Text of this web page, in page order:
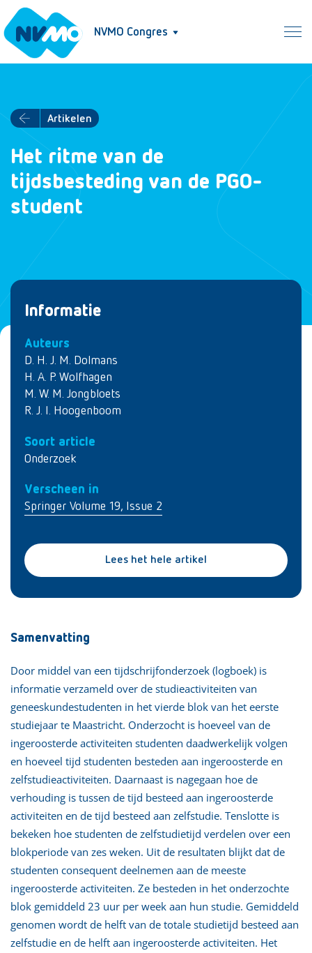
NVMO Congres
Artikelen
Het ritme van de
tijdsbesteding van de PGO-
student
Informatie
Auteurs
D. H. J. M. Dolmans
H. A. P. Wolfhagen
M. W. M. Jongbloets
R. J. I. Hoogenboom
Soort article
Onderzoek
Verscheen in
Springer Volume 19, Issue 2
Lees het hele artikel
Samenvatting
Door middel van een tijdschrijfonderzoek (logboek) is
informatie verzameld over de studieactiviteiten van
geneeskundestudenten in het vierde blok van het eerste
studiejaar te Maastricht. Onderzocht is hoeveel van de
ingeroosterde activiteiten studenten daadwerkelijk volgen
en hoeveel tijd studenten besteden aan ingeroosterde en
zelfstudieactiviteiten. Daarnaast is nagegaan hoe de
verhouding is tussen de tijd besteed aan ingeroosterde
activiteiten en de tijd besteed aan zelfstudie. Tenslotte is
bekeken hoe studenten de zelfstudietijd verdelen over een
blokperiode van zes weken. Uit de resultaten blijkt dat de
studenten consequent deelnemen aan de meeste
ingeroosterde activiteiten. Ze besteden in het onderzochte
blok gemiddeld 23 uur per week aan hun studie. Gemiddeld
genomen wordt de helft van de totale studietijd besteed aan
zelfstudie en de helft aan ingeroosterde activiteiten. Het